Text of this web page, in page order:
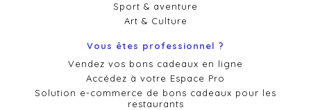
Sport & aventure
Art & Culture
Vous êtes professionnel ?
Vendez vos bons cadeaux en ligne
Accédez à votre Espace Pro
Solution e-commerce de bons cadeaux pour les
restaurants